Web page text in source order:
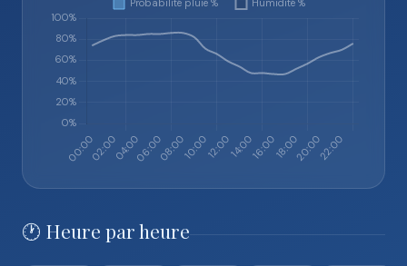
🕐 Heure par heure